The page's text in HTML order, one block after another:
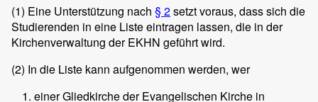
(1) Eine Unterstützung nach § 2setzt voraus, dass sich die
Studierenden in eine Liste eintragen lassen, die in der
Kirchenverwaltung der EKHN geführt wird.
(2) In die Liste kann aufgenommen werden, wer
einer Gliedkirche der Evangelischen Kirche in